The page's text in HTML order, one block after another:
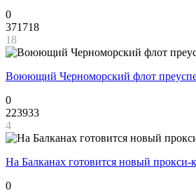
0
371718
18
Воюющий Черноморский флот
0
223933
4
На Балканах готовится новый прокси-
0